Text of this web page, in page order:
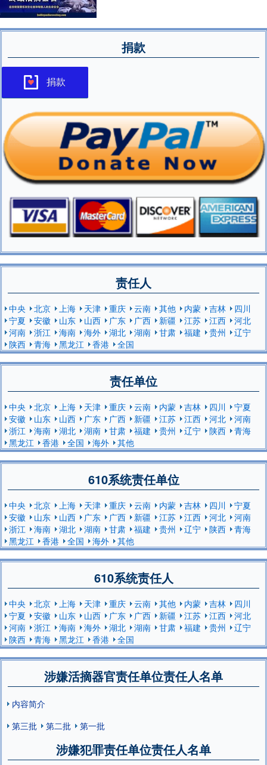
捐款
捐款
责任人
中央 北京 上海 天津 重庆 云南 其他 内蒙 吉林
四川
宁夏
安徽 山东 山西 广东 广西 新疆 江苏 江西
河北
河南
浙江 海南 海外 湖北 湖南 甘肃 福建 贵州
辽宁
陕西
青海 黑龙江 香港 全国
责任单位
中央 北京 上海 天津 重庆 云南 内蒙 吉林 四川
宁夏
安徽
山东 山西 广东 广西 新疆 江苏 江西 河北
河南
浙江
海南 湖北 湖南 甘肃 福建 贵州 辽宁 陕西
青海
黑龙江
香港 全国 海外 其他
610系统责任单位
中央 北京 上海 天津 重庆 云南 内蒙 吉林 四川
宁夏
安徽
山东 山西 广东 广西 新疆 江苏 江西 河北
河南
浙江
海南 湖北 湖南 甘肃 福建 贵州 辽宁 陕西
青海
黑龙江
香港 全国 海外 其他
610系统责任人
中央 北京 上海 天津 重庆 云南 其他 内蒙 吉林
四川
宁夏
安徽 山东 山西 广东 广西 新疆 江苏 江西
河北
河南
浙江 海南 海外 湖北 湖南 甘肃 福建 贵州
辽宁
陕西
青海 黑龙江 香港 全国
涉嫌活摘器官责任单位责任人名单
内容简介
第三批
第二批 第一批
涉嫌犯罪责任单位责任人名单